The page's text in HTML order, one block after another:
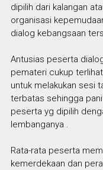
dipilih dari kalangan
organisasi
dialog kebangsaan
Antusias peserta
pemateri cukup
untuk melakukan sesi
terbatas sehingga
peserta yg dipilih
lembanganya .
Rata-rata peserta
kemerdekaan dan